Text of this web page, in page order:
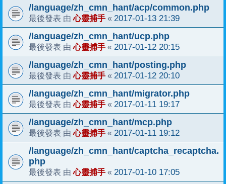
/language/zh_cmn_hant/acp/common.php
最後發表 由心靈捕手 « 2017-01-13 21:39
/language/zh_cmn_hant/ucp.php
最後發表 由心靈捕手 « 2017-01-12 20:15
/language/zh_cmn_hant/posting.php
最後發表 由心靈捕手 « 2017-01-12 20:10
/language/zh_cmn_hant/migrator.php
最後發表 由心靈捕手 « 2017-01-11 19:17
/language/zh_cmn_hant/mcp.php
最後發表 由心靈捕手 « 2017-01-11 19:12
/language/zh_cmn_hant/captcha_recaptcha.
php
最後發表 由心靈捕手 « 2017-01-10 17:05